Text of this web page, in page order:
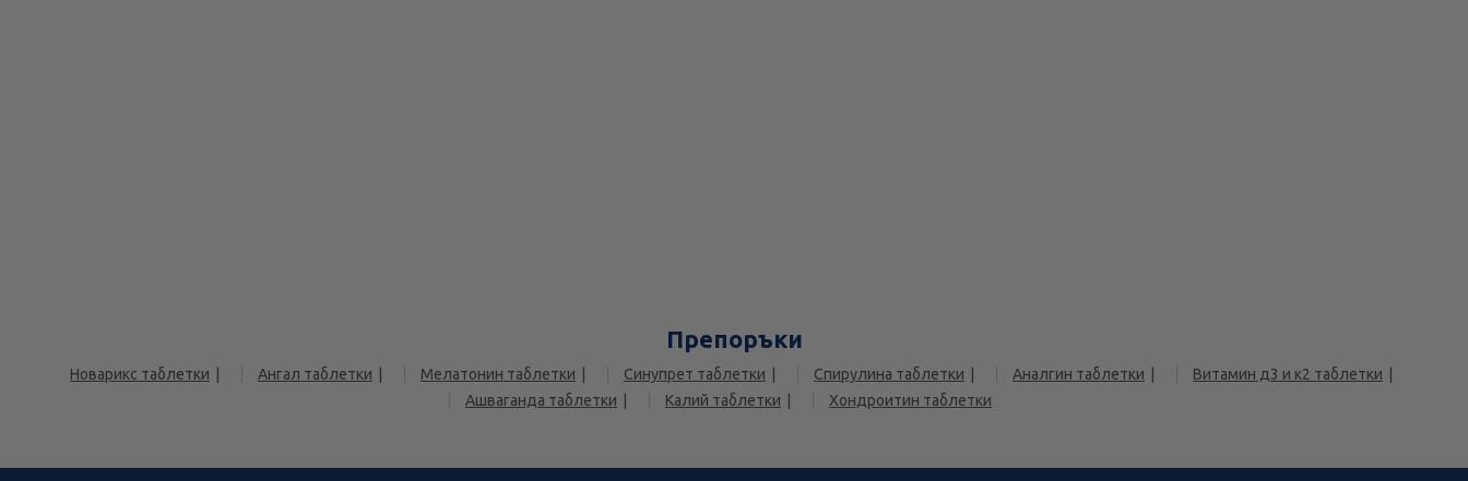
Препоръки
Новарикс таблетки Ангал таблетки Мелатонин таблетки Синупрет таблетки Спирулина таблетки Аналгин таблетки
Витамин д3 и к2 таблетки
Ашваганда таблетки
Калий таблетки Хондроитин таблетки